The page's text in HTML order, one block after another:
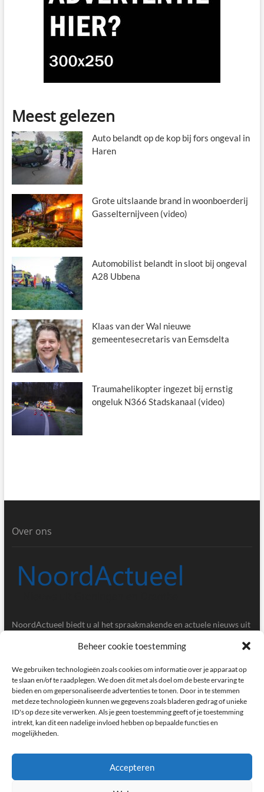
Beheer cookie toestemming
We gebruiken technologieën zoals cookies om informatie over je apparaat op
te slaan en/of te raadplegen. We doen dit met als doel om de beste ervaring te
bieden en om gepersonaliseerde advertenties te tonen. Door in te stemmen
met deze technologieën kunnen we gegevens zoals bladeren gedrag of unieke
ID's op deze site verwerken. Als je geen toestemming geeft of je toestemming
intrekt, kan dit een nadelige invloed hebben op bepaalde functies en
mogelijkheden.
Accepteren
Meest gelezen
Auto belandt op de kop bij fors ongeval in
Haren
Grote uitslaande brand in woonboerderij
Gasselternijveen (video)
Automobilist belandt in sloot bij ongeval
A28 Ubbena
Klaas van der Wal nieuwe
gemeentesecretaris van Eemsdelta
Traumahelikopter ingezet bij ernstig
ongeluk N366 Stadskanaal (video)
Over ons
NoordActueel biedt u al het spraakmakende en actuele nieuws uit
Gegevens
Postbus 5020, 9700GA, Groningen
redactie@noordactueel.nl